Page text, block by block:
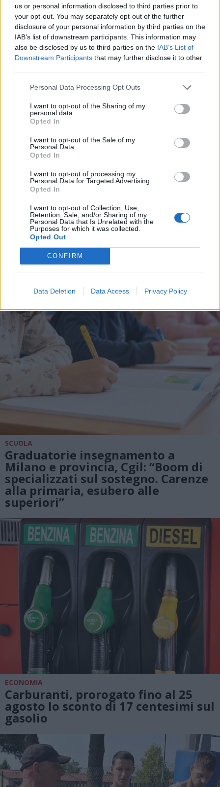
us or personal information disclosed to third parties prior to
your opt-out. You may separately opt-out of the further
disclosure of your personal information by third parties on the
IAB’s list of downstream participants. This information may
also be disclosed by us to third parties on the IAB’s List of
Downstream Participants that may further disclose it to other
Personal Data Processing Opt Outs
I want to opt-out of the Sharing of my
personal data.
Opted In
I want to opt-out of the Sale of my
Personal Data.
Opted In
I want to opt-out of processing my
Personal Data for Targeted Advertising.
Opted In
I want to opt-out of Collection, Use,
Retention, Sale, and/or Sharing of my
Personal Data that Is Unrelated with the
Purposes for which it was collected.
Opted Out
CONFIRM
Data Deletion Data Access Privacy Policy
ALTRE NOTIZIE DI LEGNANO
SICUREZZA
Ubriaco lancia una bottiglia contro
i carabinieri: 58enne legnanese
denunciato a Buscate
SCUOLA
Graduatorie insegnamento a
Milano e provincia, Cgil: “Boom di
specializzati sul sostegno. Carenze
alla primaria, esubero alle
superiori”
ECONOMIA
Carburanti, prorogato fino al 25
agosto lo sconto di 17 centesimi sul
gasolio